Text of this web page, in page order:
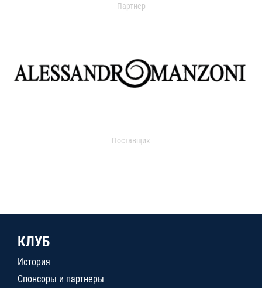
Партнер
Поставщик
КЛУБ
История
Спонсоры и партнеры